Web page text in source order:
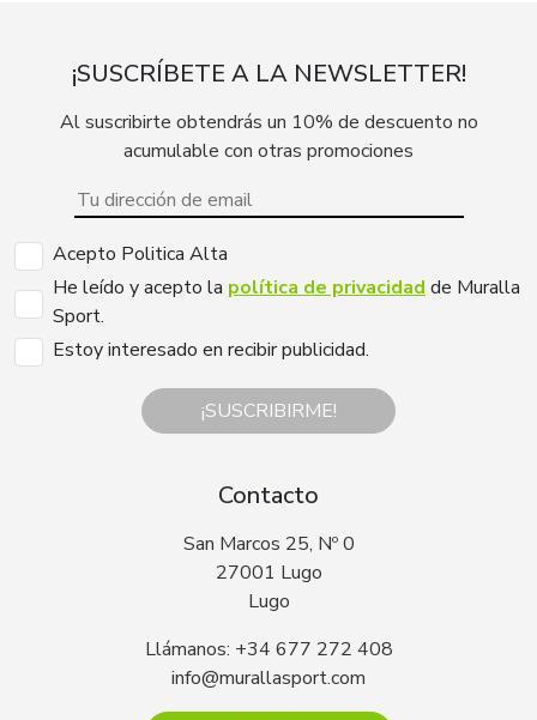
¡SUSCRÍBETE A LA NEWSLETTER!
Al suscribirte obtendrás un 10% de descuento no
acumulable con otras promociones
Acepto Politica Alta
He leído y acepto la política de privacidad de Muralla
Sport.
Estoy interesado en recibir publicidad.
¡SUSCRIBIRME!
Contacto
San Marcos 25, Nº 0
27001 Lugo
Lugo
Llámanos: +34 677 272 408
info@murallasport.com